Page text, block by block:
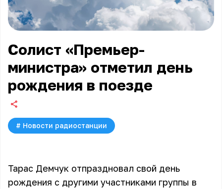
Солист «Премьер-
министра» отметил день
рождения в поезде
# Новости радиостанции
Тарас Демчук отпраздновал свой день
рождения с другими участниками группы в